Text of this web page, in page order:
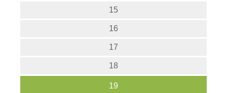
15
16
17
18
19